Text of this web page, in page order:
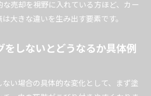
な売却を視野に入れている方ほど、カー
大きな違いを生み出す要素です。
をしないとどうなるか具体例
い場合の具体的な変化として、まず塗